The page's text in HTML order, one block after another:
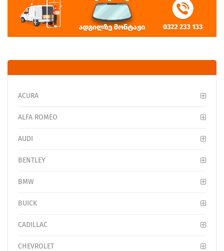
ACURA
ALFA ROMEO
AUDI
BENTLEY
BMW
BUICK
CADILLAC
CHEVROLET